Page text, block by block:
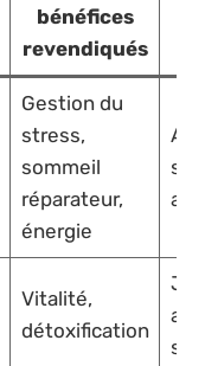
bénéfices
revendiqués
Gestion du
stress,
sommeil
réparateur,
énergie
Vitalité,
détoxification